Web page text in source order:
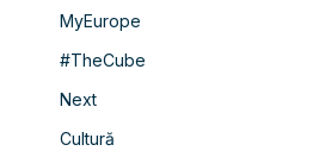
MyEurope
#TheCube
Next
Cultură